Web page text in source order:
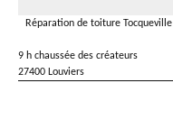
Réparation de toiture Tocqueville
9 h chaussée des créateurs
27400 Louviers